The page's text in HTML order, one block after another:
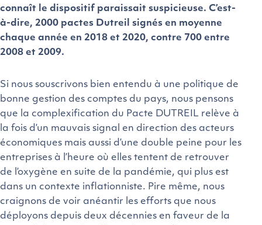
connaît le dispositif paraissait suspicieuse. C’est-
à-dire, 2000 pactes Dutreil signés en moyenne
chaque année en 2018 et 2020, contre 700 entre
2008 et 2009.
Si nous souscrivons bien entendu à une politique de
bonne gestion des comptes du pays, nous pensons
que la complexification du Pacte DUTREIL relève à
la fois d’un mauvais signal en direction des acteurs
économiques mais aussi d’une double peine pour les
entreprises à l’heure où elles tentent de retrouver
de l’oxygène en suite de la pandémie, qui plus est
dans un contexte inflationniste. Pire même, nous
craignons de voir anéantir les efforts que nous
déployons depuis deux décennies en faveur de la